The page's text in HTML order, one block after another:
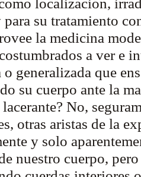
para su tratamiento
la medicina
a ver e
generalizada que
su cuerpo ante la
lacerante? No,
otras aristas de la
y solo
nuestro cuerpo,